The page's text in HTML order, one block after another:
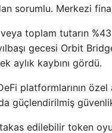
sorumlu. Merkezi
toplam tutarın
gecesi Orbit
aylık kaybını gördü.
platformlarının özel
güçlendirilmiş
edilebilir token